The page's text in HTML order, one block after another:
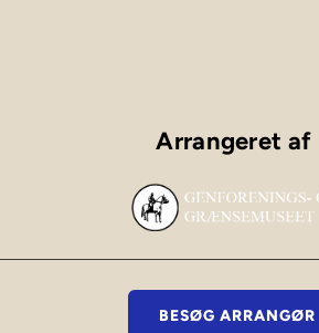
Arrangeret af
BESØG ARRANGØR